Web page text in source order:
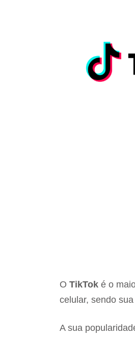
O TikTok é o
celular, sendo
A sua